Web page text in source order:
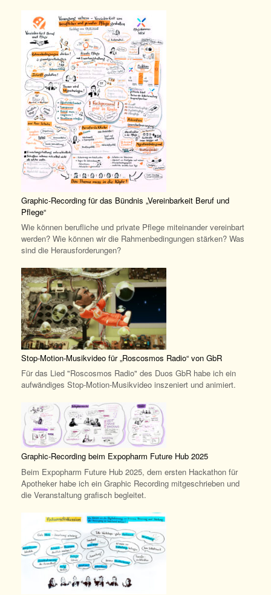
Graphic-Recording für das Bündnis „Vereinbarkeit Beruf und
Pflege“
Wie können berufliche und private Pflege miteinander vereinbart
werden? Wie können wir die Rahmenbedingungen stärken? Was
sind die Herausforderungen?
Stop-Motion-Musikvideo für „Roscosmos Radio“ von GbR
Für das Lied "Roscosmos Radio" des Duos GbR habe ich ein
aufwändiges Stop-Motion-Musikvideo inszeniert und animiert.
Graphic-Recording beim Expopharm Future Hub 2025
Beim Expopharm Future Hub 2025, dem ersten Hackathon für
Apotheker habe ich ein Graphic Recording mitgeschrieben und
die Veranstaltung grafisch begleitet.